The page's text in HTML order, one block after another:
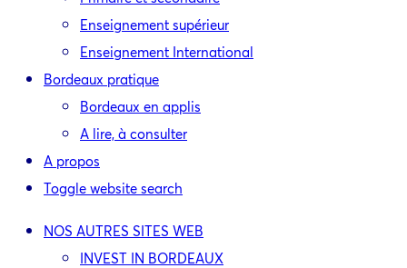
Enseignement supérieur
Enseignement International
Bordeaux pratique
Bordeaux en applis
A lire, à consulter
A propos
Toggle website search
NOS AUTRES SITES WEB
INVEST IN BORDEAUX